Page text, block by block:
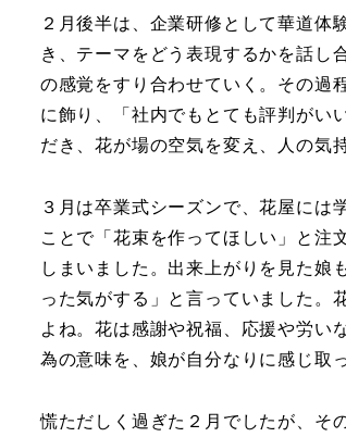
２月後半は、企業研修として華道体
き、テーマをどう表現するかを話し
の感覚をすり合わせていく。その過
に飾り、「社内でもとても評判がい
だき、花が場の空気を変え、人の気
３月は卒業式シーズンで、花屋には
ことで「花束を作ってほしい」と注
しまいました。出来上がりを見た娘
った気がする」と言っていました。
よね。花は感謝や祝福、応援や労い
為の意味を、娘が自分なりに感じ取
慌ただしく過ぎた２月でしたが、そ